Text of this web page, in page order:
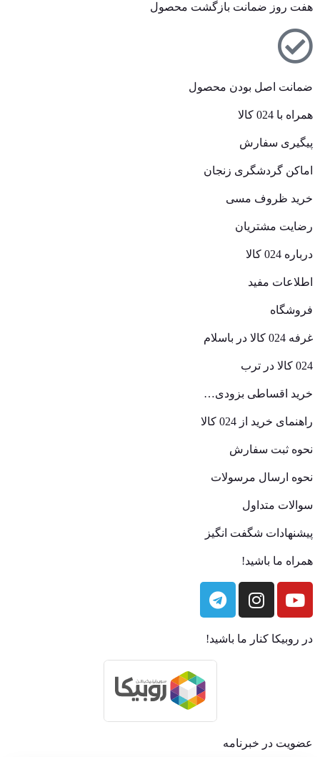
هفت روز ضمانت بازگشت محصول
ضمانت اصل بودن محصول
همراه با 024 کالا
پیگیری سفارش
اماکن گردشگری زنجان
خرید ظروف مسی
رضایت مشتریان
درباره 024 کالا
اطلاعات مفید
فروشگاه
غرفه 024 کالا در باسلام
024 کالا در ترب
خرید اقساطی بزودی…
راهنمای خرید از 024 کالا
نحوه ثبت سفارش
نحوه ارسال مرسولات
سوالات متداول
پیشنهادات شگفت انگیز
همراه ما باشید!
در روبیکا کنار ما باشید!
عضویت در خبرنامه